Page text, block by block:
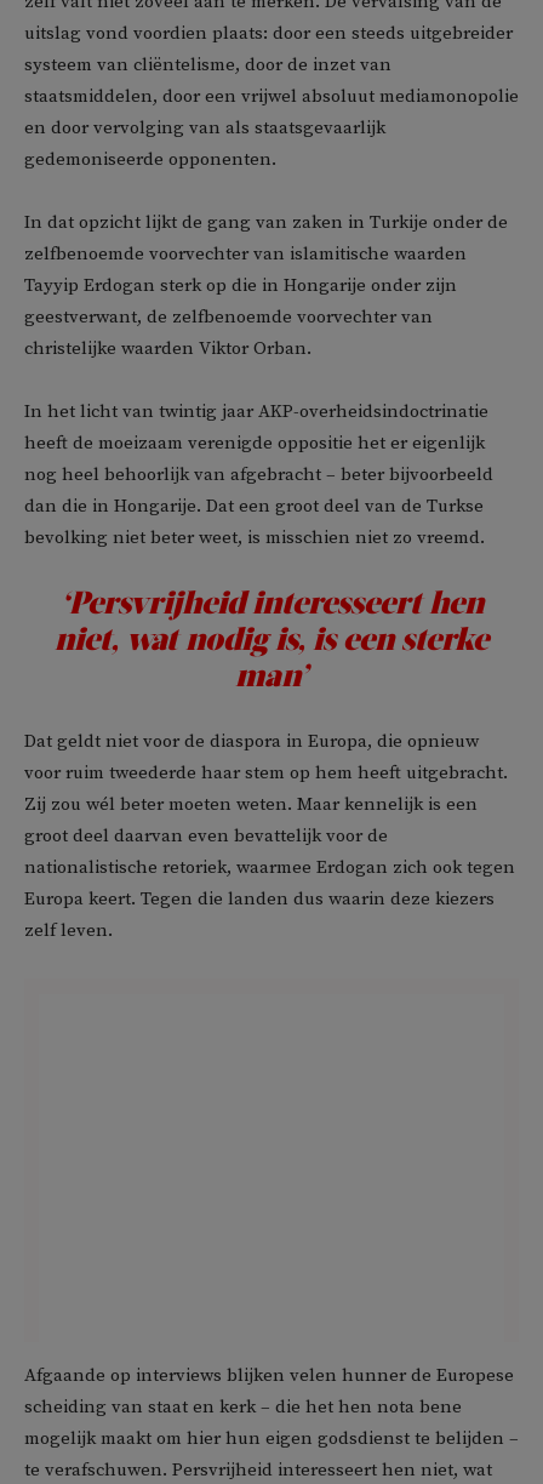
uitslag vond voordien plaats: door een steeds uitgebreider
systeem van cliëntelisme, door de inzet van
staatsmiddelen, door een vrijwel absoluut mediamonopolie
en door vervolging van als staatsgevaarlijk
gedemoniseerde opponenten.
In dat opzicht lijkt de gang van zaken in Turkije onder de
zelfbenoemde voorvechter van islamitische waarden
Tayyip Erdogan sterk op die in Hongarije onder zijn
geestverwant, de zelfbenoemde voorvechter van
christelijke waarden Viktor Orban.
In het licht van twintig jaar AKP-overheidsindoctrinatie
heeft de moeizaam verenigde oppositie het er eigenlijk
nog heel behoorlijk van afgebracht – beter bijvoorbeeld
dan die in Hongarije. Dat een groot deel van de Turkse
bevolking niet beter weet, is misschien niet zo vreemd.
‘Persvrijheid interesseert hen
niet, wat nodig is, is een sterke
man’
Dat geldt niet voor de diaspora in Europa, die opnieuw
voor ruim tweederde haar stem op hem heeft uitgebracht.
Zij zou wél beter moeten weten. Maar kennelijk is een
groot deel daarvan even bevattelijk voor de
nationalistische retoriek, waarmee Erdogan zich ook tegen
Europa keert. Tegen die landen dus waarin deze kiezers
zelf leven.
Afgaande op interviews blijken velen hunner de Europese
scheiding van staat en kerk – die het hen nota bene
mogelijk maakt om hier hun eigen godsdienst te belijden –
te verafschuwen. Persvrijheid interesseert hen niet, wat